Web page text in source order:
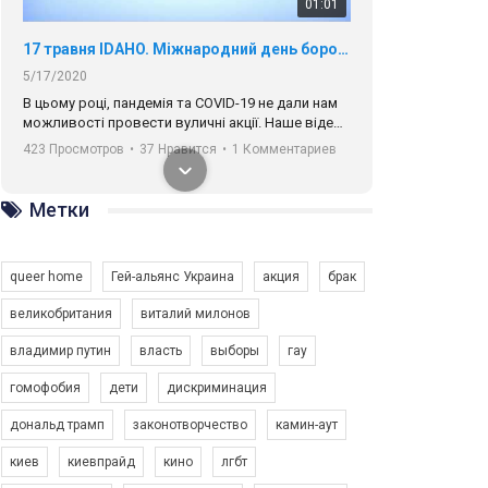
01:01
17 травня IDAHO. Міжнародний день боротьби з гомофобією трансфобією і біфобія.
5/17/2020
В цьому році, пандемія та COVІD-19 не дали нам
можливості провести вуличні акції. Наше відео-
звернення про те, що навіть коли ми у різних
містах та не можемо зустрінеться, ми разом. Ми
закликаємо всіх хто поділяє цінності рівності та
солідарності, приєднатися до нас. Регіональні
підрозділи ГАУ є в 16 областях України.
423 Просмотров • 37 Нравится • 1 Комментариев
Зупинимо насильство проти ЛГБТ в Україні! Stop violence against LGBT in Ukraine!
Емоційний та вражаючий промо-ролік на
Метки
queer home Гей-альянс Украина акция брак
великобритания виталий милонов
владимир путин власть выборы гау
гомофобия дети дискриминация
дональд трамп законотворчество камин-аут
киев киевпрайд кино лгбт